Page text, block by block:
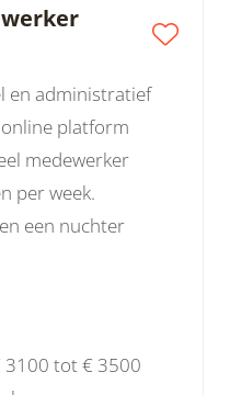
en administratief
platform
medewerker
per week.
een nuchter
tot € 3500